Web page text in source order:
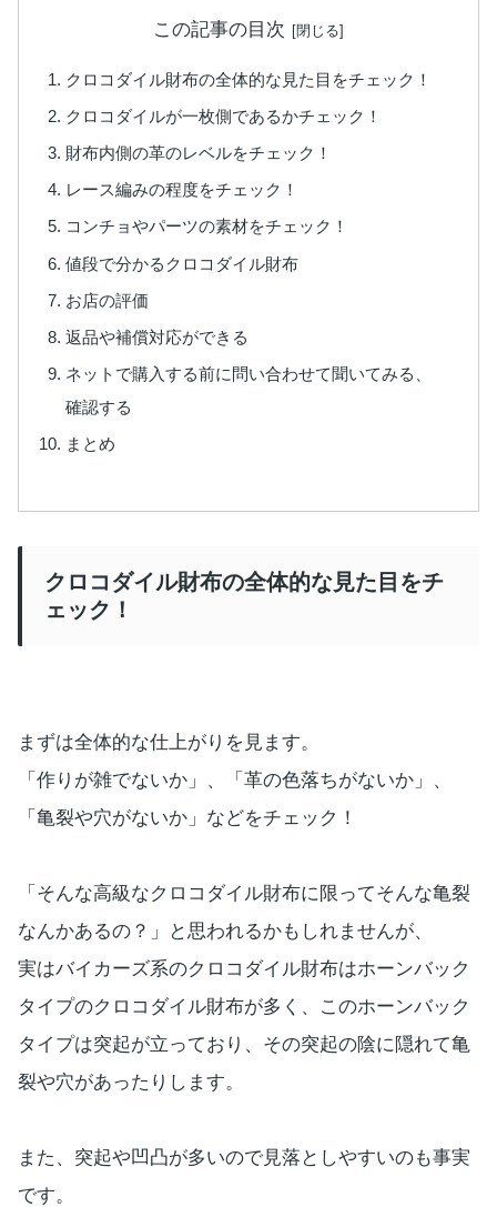
この記事の目次
クロコダイル財布の全体的な見た目をチェック！
クロコダイルが一枚側であるかチェック！
財布内側の革のレベルをチェック！
レース編みの程度をチェック！
コンチョやパーツの素材をチェック！
値段で分かるクロコダイル財布
お店の評価
返品や補償対応ができる
ネットで購入する前に問い合わせて聞いてみる、
確認する
まとめ
クロコダイル財布の全体的な見た目をチ
ェック！
まずは全体的な仕上がりを見ます。
「作りが雑でないか」、「革の色落ちがないか」、
「亀裂や穴がないか」などをチェック！
「そんな高級なクロコダイル財布に限ってそんな亀裂
なんかあるの？」と思われるかもしれませんが、
実はバイカーズ系のクロコダイル財布はホーンバック
タイプのクロコダイル財布が多く、このホーンバック
タイプは突起が立っており、その突起の陰に隠れて亀
裂や穴があったりします。
また、突起や凹凸が多いので見落としやすいのも事実
です。